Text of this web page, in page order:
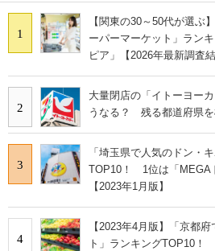
1
【関東の30～50代が選ぶ
ーパーマーケット」ラン
ピア」【2026年最新調査結
2
大量閉店の「イトーヨー
うなる？ 残る都道府県
3
「埼玉県で人気のドン・
TOP10！ 1位は「MEGA
【2023年1月版】
4
【2023年4月版】「京都
ト」ランキングTOP10！